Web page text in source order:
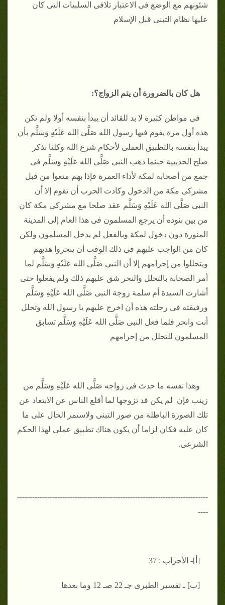
شئونهم مع الوضع فى الاعتبار تلافى السلبيات التى كان
عليها نظام التبنى قبل الإسلام
هل كان بالضرورة أن يتم الزواج؟:
فى مواطن كثيرة لا بد للقائد أن يبدأ بنفسه أولا ولم تكن
هذه أول مرة يقوم فيها رسول الله صَلَّى الله عَلَيْهِ وَسَلَّم بأن
يبدأ بنفسه بالتطبيق العملى لأحكام شرع الله وكلنا نذكر
صلح الحديبية حينما ذهب النبى صَلَّى الله عَلَيْهِ وَسَلَّم فى
جمع من أصحابه لمكة لأداء العمرة فإذا بهم منعوا من قبل
مشركى مكة من الدخول وكادت الحرب أن تقوم إلا أن
النبى صَلَّى الله عَلَيْهِ وَسَلَّم عقد صلحا مع مشركى مكة كان
من بين بنوده أن يرجع المسلمون فى هذا العام إلى المدينة
المنورة دون دخول لمكة وبالفعل لم يدخل المسلمون ولكن
كان من الواجب عليهم فى ذلك الوقت أن ينحروا هديهم
ويتحللوا من إحرامهم إلا أن النبي صَلَّى الله عَلَيْهِ وَسَلَّم لما
أمر الصحابة بالتحلل والنحر شق عليهم ذلك ولم يفعلوا حتى
أشارت السيدة أم سلمة زوجة النبى صَلَّى الله عَلَيْهِ وَسَلَّم
ورفيقته فى رحلته هذه أن اخرج عليهم يا رسول الله وتحلل
أنت وانحر فلما فعل النبى صَلَّى الله عَلَيْهِ وَسَلَّم تسابق
المسلمون للتحلل من إحرامهم
وهذا نفسه ما حدث فى زواجه صَلَّى الله عَلَيْهِ وَسَلَّم من
زينب فإن لم يكن قد تزوجها لما أقلع الناس عن الابتعاد عن
تلك الصورة الباطلة من صور التبنى ولاستمر الحال على ما
كان عليه فكان لزاما أن يكون هناك تطبيق عملى لهذا الحكم
الشرعى.
----------------------------------------------------------------------------
----
[أ]- الأحزاب : 37
[ب] ـ تفسير الطبرى جـ 22 صـ 12 وما بعدها